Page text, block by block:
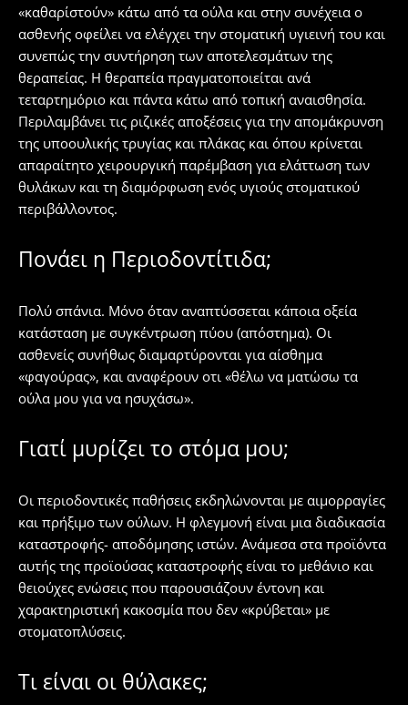
«καθαρίστούν» κάτω από τα ούλα και στην συνέχεια ο
ασθενής οφείλει να ελέγχει την στοματική υγιεινή του και
συνεπώς την συντήρηση των αποτελεσμάτων της
θεραπείας. Η θεραπεία πραγματοποιείται ανά
τεταρτημόριο και πάντα κάτω από τοπική αναισθησία.
Περιλαμβάνει τις ριζικές αποξέσεις για την απομάκρυνση
της υποουλικής τρυγίας και πλάκας και όπου κρίνεται
απαραίτητο χειρουργική παρέμβαση για ελάττωση των
θυλάκων και τη διαμόρφωση ενός υγιούς στοματικού
περιβάλλοντος.
Πονάει η Περιοδοντίτιδα;
Πολύ σπάνια. Μόνο όταν αναπτύσσεται κάποια οξεία
κατάσταση με συγκέντρωση πύου (απόστημα). Οι
ασθενείς συνήθως διαμαρτύρονται για αίσθημα
«φαγούρας», και αναφέρουν οτι «θέλω να ματώσω τα
ούλα μου για να ησυχάσω».
Γιατί μυρίζει το στόμα μου;
Οι περιοδοντικές παθήσεις εκδηλώνονται με αιμορραγίες
και πρήξιμο των ούλων. Η φλεγμονή είναι μια διαδικασία
καταστροφής- αποδόμησης ιστών. Ανάμεσα στα προϊόντα
αυτής της προϊούσας καταστροφής είναι το μεθάνιο και
θειούχες ενώσεις που παρουσιάζουν έντονη και
χαρακτηριστική κακοσμία που δεν «κρύβεται» με
στοματοπλύσεις.
Τι είναι οι θύλακες;